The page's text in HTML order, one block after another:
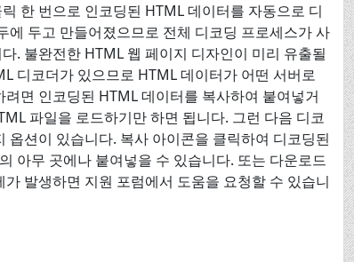
한 번으로 인코딩된 HTML 데이터를 자동으로 디
두고 만들어졌으므로 전체 디코딩 프로세스가 사
. 불완전한 HTML 웹 페이지 디자인이 미리 유출될
디코더가 있으므로 HTML 데이터가 어떤 서버로
면 인코딩된 HTML 데이터를 복사하여 붙여넣거
파일을 로드하기만 하면 됩니다. 그런 다음 디코
션이 있습니다. 복사 아이콘을 클릭하여 디코딩된
아무 곳에나 붙여넣을 수 있습니다. 또는 다운로드
발생하면 지원 포럼에서 도움을 요청할 수 있습니